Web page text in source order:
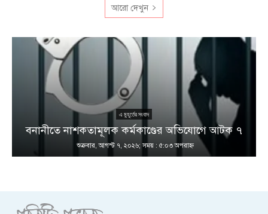
আরো দেখুন
এ মুহূর্তের সংবাদ
বনানীতে নাশকতামূলক কর্মকাণ্ডের অভিযোগে আটক ৭
শুক্রবার, আগস্ট ৭, ২০২৬; সময় : ৫:০৩ অপরাহ্ণ